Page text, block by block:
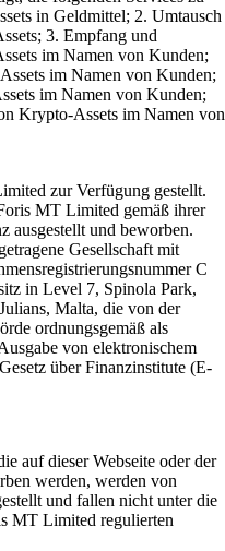
in Geldmittel; 2. Umtausch
3. Empfang und
im Namen von Kunden;
im Namen von Kunden;
im Namen von Kunden;
Krypto-Assets im Namen von
zur Verfügung gestellt.
MT Limited gemäß ihrer
ausgestellt und beworben.
Gesellschaft mit
C
in Level 7, Spinola Park,
Malta, die von der
ordnungsgemäß als
von elektronischem
über Finanzinstitute (E-
auf dieser Webseite oder der
werden, werden von
und fallen nicht unter die
MT Limited regulierten